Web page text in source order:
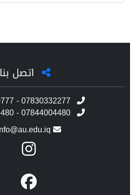
اتصل بنا
- 07830332277
- 07844004480